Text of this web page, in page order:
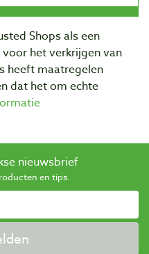
Shops als een
het verkrijgen van
heeft maatregelen
dat het om echte
nieuwsbrief
en tips.